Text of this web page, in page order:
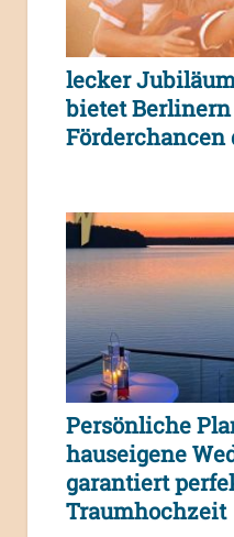
lecker
bietet Berlinern
Persönliche
hauseigene
garantiert
Traumhochzeit